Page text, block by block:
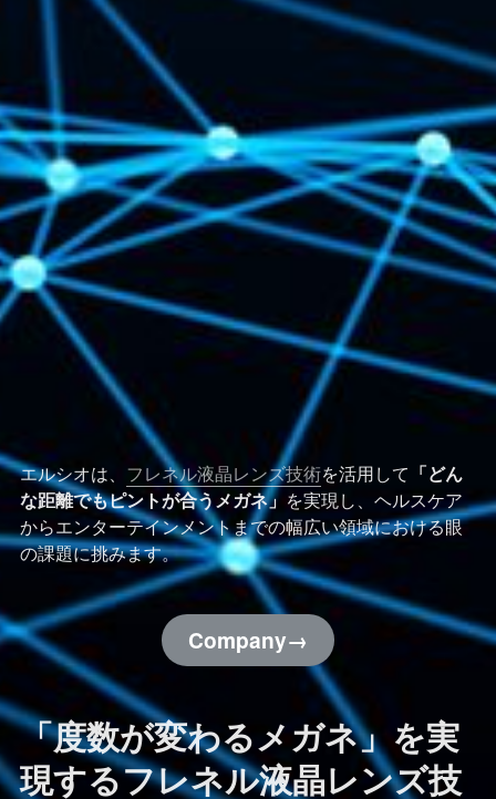
エルシオは、 フレネル液晶レンズ技術を活用して 「どん
な距離でもピントが合うメガネ」 を実現し、ヘルスケア
からエンターテインメントまでの幅広い領域における眼
の課題に挑みます。
Company→
「度数が変わるメガネ」を実
現するフレネル液晶レンズ技